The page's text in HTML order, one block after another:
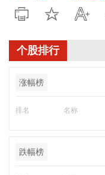
个股排行
涨幅榜
排名 名称
跌幅榜